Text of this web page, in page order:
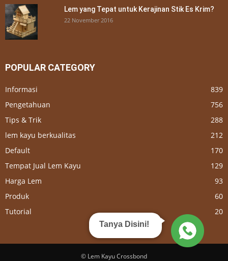
Lem yang Tepat untuk Kerajinan Stik Es Krim?
22 November 2016
POPULAR CATEGORY
Informasi
839
Pengetahuan
756
Tips & Trik
288
lem kayu berkualitas
212
Default
170
Tempat Jual Lem Kayu
129
Harga Lem
93
Produk
60
Tutorial
20
© Lem Kayu Crossbond
Tanya Disini!